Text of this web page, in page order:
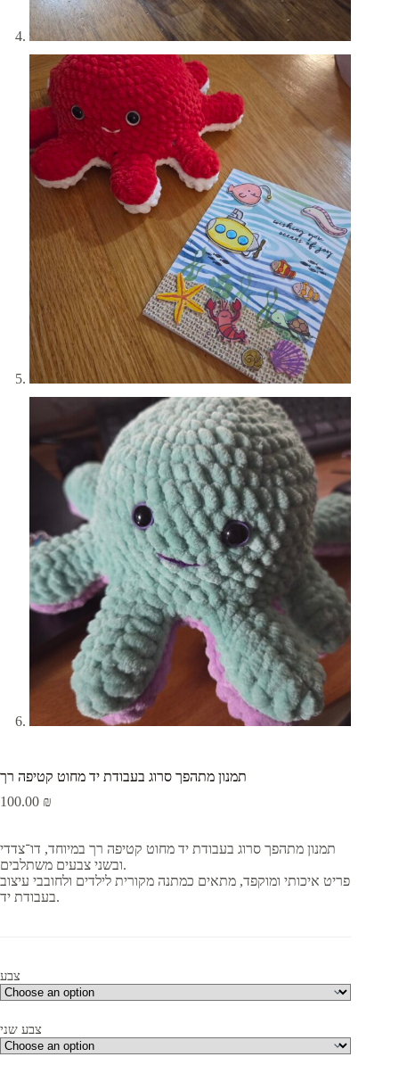
תמנון מתהפך סרוג בעבודת יד מחוט קטיפה רך
100.00 ₪
תמנון מתהפך סרוג בעבודת יד מחוט קטיפה רך במיוחד, דו־צדדי
ובשני צבעים משתלבים.
פריט איכותי ומוקפד, מתאים כמתנה מקורית לילדים ולחובבי עיצוב
בעבודת יד.
צבע
צבע שני